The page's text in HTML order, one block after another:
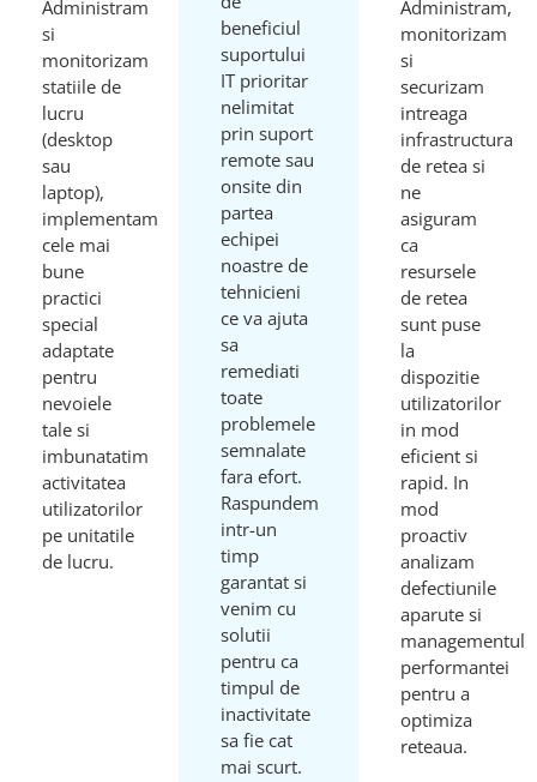
Administram
si
monitorizam
statiile de
lucru
(desktop
sau
laptop),
implementam
cele mai
bune
practici
special
adaptate
pentru
nevoiele
tale si
imbunatatim
activitatea
utilizatorilor
pe unitatile
de lucru.
beneficiul
suportului
IT prioritar
nelimitat
prin suport
remote sau
onsite din
partea
echipei
noastre de
tehnicieni
ce va ajuta
sa
remediati
toate
problemele
semnalate
fara efort.
Raspundem
intr-un
timp
garantat si
venim cu
solutii
pentru ca
timpul de
inactivitate
sa fie cat
mai scurt.
Administram,
monitorizam
si
securizam
intreaga
infrastructura
de retea si
ne
asiguram
ca
resursele
de retea
sunt puse
la
dispozitie
utilizatorilor
in mod
eficient si
rapid. In
mod
proactiv
analizam
defectiunile
aparute si
managementul
performantei
pentru a
optimiza
reteaua.